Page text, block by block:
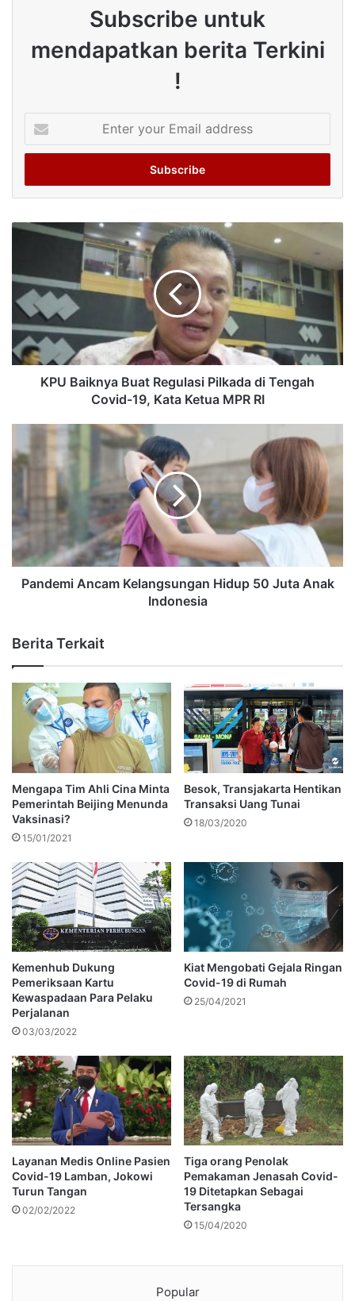
Subscribe untuk
mendapatkan berita Terkini
!
your
Email
KPU Baiknya Buat Regulasi Pilkada di Tengah
Covid-19, Kata Ketua MPR RI
Pandemi Ancam Kelangsungan Hidup 50 Juta Anak
Indonesia
Berita Terkait
Mengapa Tim Ahli Cina Minta
Pemerintah Beijing Menunda
Vaksinasi?
15/01/2021
Besok, Transjakarta Hentikan
Transaksi Uang Tunai
18/03/2020
Kemenhub Dukung
Pemeriksaan Kartu
Kewaspadaan Para Pelaku
Perjalanan
03/03/2022
Kiat Mengobati Gejala Ringan
Covid-19 di Rumah
25/04/2021
Layanan Medis Online Pasien
Covid-19 Lamban, Jokowi
Turun Tangan
02/02/2022
Tiga orang Penolak
Pemakaman Jenasah Covid-
19 Ditetapkan Sebagai
Tersangka
15/04/2020
Popular